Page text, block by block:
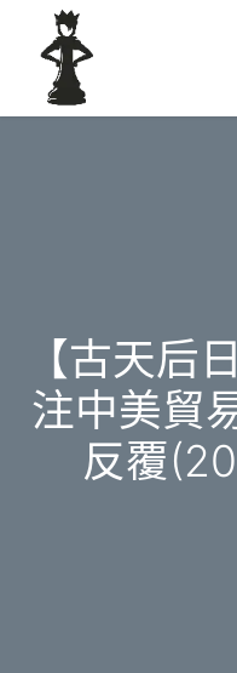
【古天后
注中美貿
反覆